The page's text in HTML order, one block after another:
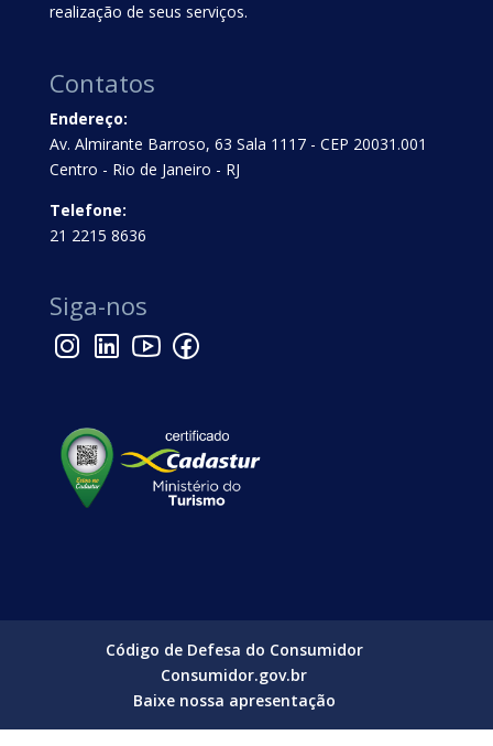
realização de seus serviços.
Contatos
Endereço:
Av. Almirante Barroso, 63 Sala 1117 - CEP 20031.001
Centro - Rio de Janeiro - RJ
Telefone:
21 2215 8636
Siga-nos
Código de Defesa do Consumidor
Consumidor.gov.br
Baixe nossa apresentação